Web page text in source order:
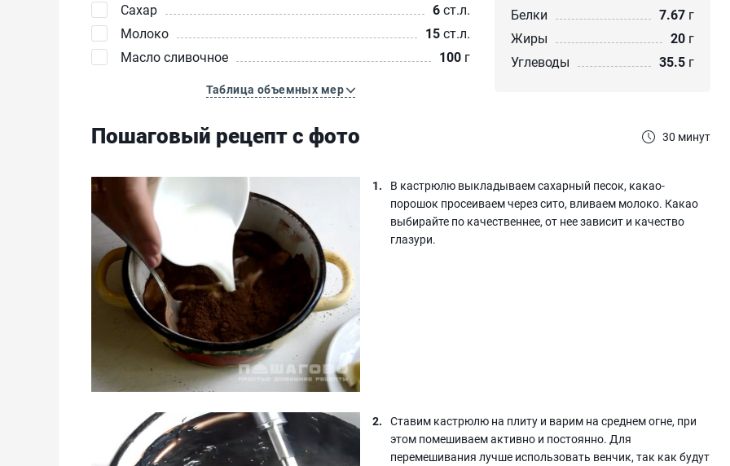
Сахар
6ст.л.
Молоко
15ст.л.
Масло сливочное
100 г
Таблица объемных мер
Белки
7.67 г
Жиры
20 г
Углеводы
35.5 г
Пошаговый рецепт с фото 30 минут
В кастрюлю выкладываем сахарный песок, какао-
порошок просеиваем через сито, вливаем молоко. Какао
выбирайте по качественнее, от нее зависит и качество
глазури.
Ставим кастрюлю на плиту и варим на среднем огне, при
этом помешиваем активно и постоянно. Для
перемешивания лучше использовать венчик, так как будут